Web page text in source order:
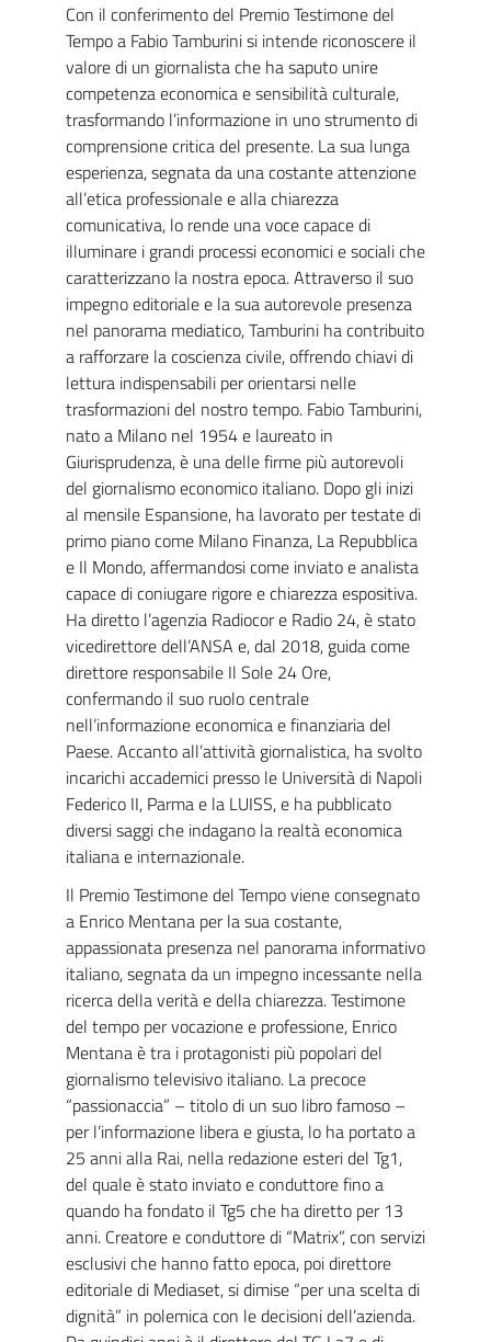
Con il conferimento del Premio Testimone del
Tempo a Fabio Tamburini si intende riconoscere il
valore di un giornalista che ha saputo unire
competenza economica e sensibilità culturale,
trasformando l’informazione in uno strumento di
comprensione critica del presente. La sua lunga
esperienza, segnata da una costante attenzione
all’etica professionale e alla chiarezza
comunicativa, lo rende una voce capace di
illuminare i grandi processi economici e sociali che
caratterizzano la nostra epoca. Attraverso il suo
impegno editoriale e la sua autorevole presenza
nel panorama mediatico, Tamburini ha contribuito
a rafforzare la coscienza civile, offrendo chiavi di
lettura indispensabili per orientarsi nelle
trasformazioni del nostro tempo. Fabio Tamburini,
nato a Milano nel 1954 e laureato in
Giurisprudenza, è una delle firme più autorevoli
del giornalismo economico italiano. Dopo gli inizi
al mensile Espansione, ha lavorato per testate di
primo piano come Milano Finanza, La Repubblica
e Il Mondo, affermandosi come inviato e analista
capace di coniugare rigore e chiarezza espositiva.
Ha diretto l’agenzia Radiocor e Radio 24, è stato
vicedirettore dell’ANSA e, dal 2018, guida come
direttore responsabile Il Sole 24 Ore,
confermando il suo ruolo centrale
nell’informazione economica e finanziaria del
Paese. Accanto all’attività giornalistica, ha svolto
incarichi accademici presso le Università di Napoli
Federico II, Parma e la LUISS, e ha pubblicato
diversi saggi che indagano la realtà economica
italiana e internazionale.
Il Premio Testimone del Tempo viene consegnato
a Enrico Mentana per la sua costante,
appassionata presenza nel panorama informativo
italiano, segnata da un impegno incessante nella
ricerca della verità e della chiarezza. Testimone
del tempo per vocazione e professione, Enrico
Mentana è tra i protagonisti più popolari del
giornalismo televisivo italiano. La precoce
“passionaccia” – titolo di un suo libro famoso –
per l’informazione libera e giusta, lo ha portato a
25 anni alla Rai, nella redazione esteri del Tg1,
del quale è stato inviato e conduttore fino a
quando ha fondato il Tg5 che ha diretto per 13
anni. Creatore e conduttore di “Matrix”, con servizi
esclusivi che hanno fatto epoca, poi direttore
editoriale di Mediaset, si dimise “per una scelta di
dignità” in polemica con le decisioni dell’azienda.